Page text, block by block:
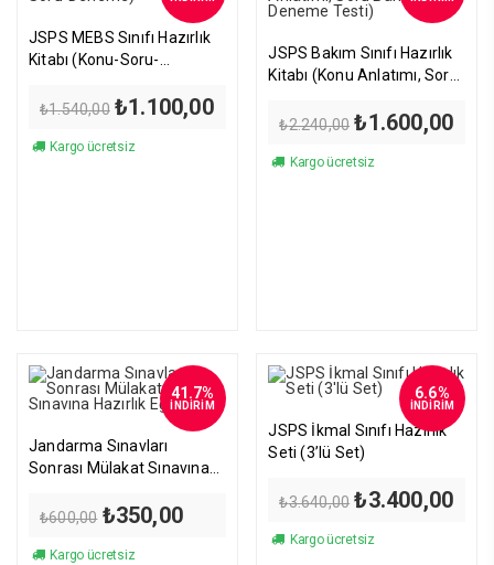
JSPS MEBS Sınıfı Hazırlık
Kitabı (Konu-Soru-
₺1.540,00 Orijinal
fiyat:
₺1.540,00.
₺1.100,00Şu
₺1.100,00.
Kargo ücretsiz
JSPS Bakım Sınıfı Hazırlık
Kitabı (Konu Anlatımı, Soru
₺2.240,00 Orijinal
fiyat:
₺2.240,00.
₺1.600,00Şu
Kargo ücretsiz
Jandarma Sınavları
Sonrası Mülakat Sınavına
₺600,00 Orijinal
fiyat:
₺600,00.
₺350,00Şu
41.7%
İNDİRİM
Kargo ücretsiz
JSPS İkmal Sınıfı Hazırlık
Seti (3’lü Set)
₺3.640,00 Orijinal
fiyat:
₺3.640,00.
₺3.400,00Şu
6.6%
İNDİRİM
Kargo ücretsiz